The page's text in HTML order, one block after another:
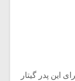
این پدر گیتار